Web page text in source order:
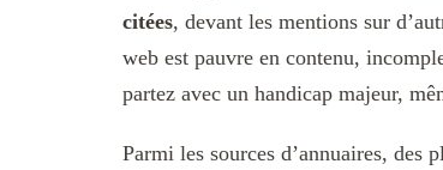
citées, devant les mentions sur
web est pauvre en contenu,
partez avec un handicap majeur,
Parmi les sources d’annuaires, des